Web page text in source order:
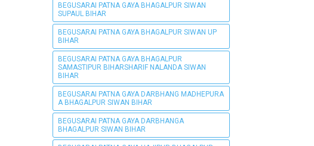
BEGUSARAI PATNA GAYA BHAGALPUR SIWAN
SUPAUL BIHAR
BEGUSARAI PATNA GAYA BHAGALPUR SIWAN UP
BIHAR
BEGUSARAI PATNA GAYA BHAGALPUR
SAMASTIPUR BIHARSHARIF NALANDA SIWAN
BIHAR
BEGUSARAI PATNA GAYA DARBHANG MADHEPURA
A BHAGALPUR SIWAN BIHAR
BEGUSARAI PATNA GAYA DARBHANGA
BHAGALPUR SIWAN BIHAR